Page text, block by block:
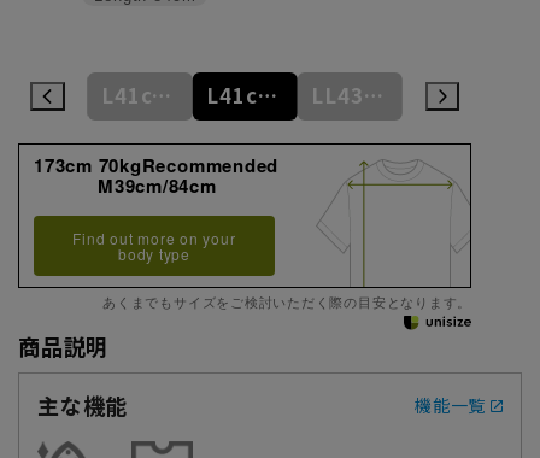
L41cm/84cm L41cm/86cm L41cm/88cm LL43cm/82cm
173cm 70kgRecommended
M39cm/84cm
Find out more on your
body type
あくまでもサイズをご検討いただく際の目安となります。
商品説明
主な機能
機能一覧